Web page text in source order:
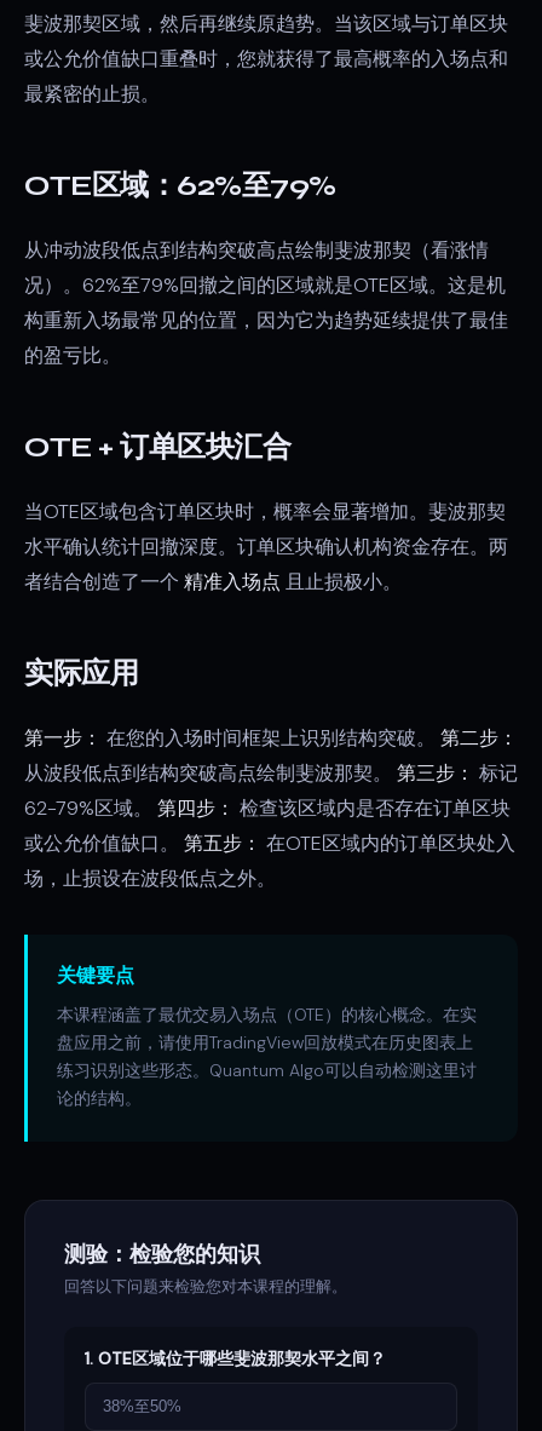
斐波那契区域，然后再继续原趋势。当该区域与订单区块
或公允价值缺口重叠时，您就获得了最高概率的入场点和
最紧密的止损。
OTE区域：62%至79%
从冲动波段低点到结构突破高点绘制斐波那契（看涨情
况）。62%至79%回撤之间的区域就是OTE区域。这是机
构重新入场最常见的位置，因为它为趋势延续提供了最佳
的盈亏比。
OTE + 订单区块汇合
当OTE区域包含订单区块时，概率会显著增加。斐波那契
水平确认统计回撤深度。订单区块确认机构资金存在。两
者结合创造了一个 精准入场点 且止损极小。
实际应用
第一步： 在您的入场时间框架上识别结构突破。 第二步：
从波段低点到结构突破高点绘制斐波那契。 第三步： 标记
62-79%区域。 第四步： 检查该区域内是否存在订单区块
或公允价值缺口。 第五步： 在OTE区域内的订单区块处入
场，止损设在波段低点之外。
关键要点
本课程涵盖了最优交易入场点（OTE）的核心概念。在实
盘应用之前，请使用TradingView回放模式在历史图表上
练习识别这些形态。Quantum Algo可以自动检测这里讨
论的结构。
测验：检验您的知识
回答以下问题来检验您对本课程的理解。
1. OTE区域位于哪些斐波那契水平之间？
38%至50%